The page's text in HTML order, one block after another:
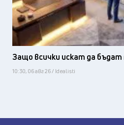
Защо всички искат да бъдат
10:30, 06 авг 26 / Idealisti